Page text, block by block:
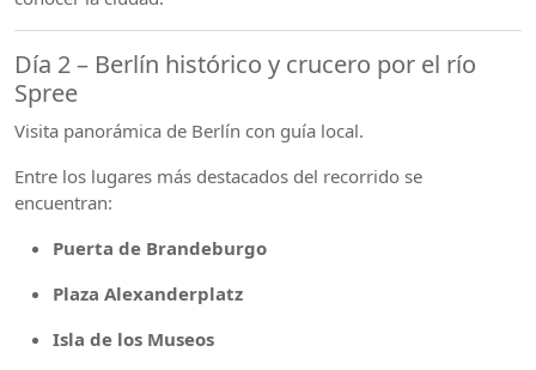
Día 2 – Berlín histórico y crucero por el río
Spree
Visita panorámica de Berlín con guía local.
Entre los lugares más destacados del recorrido se
encuentran:
Puerta de Brandeburgo
Plaza Alexanderplatz
Isla de los Museos